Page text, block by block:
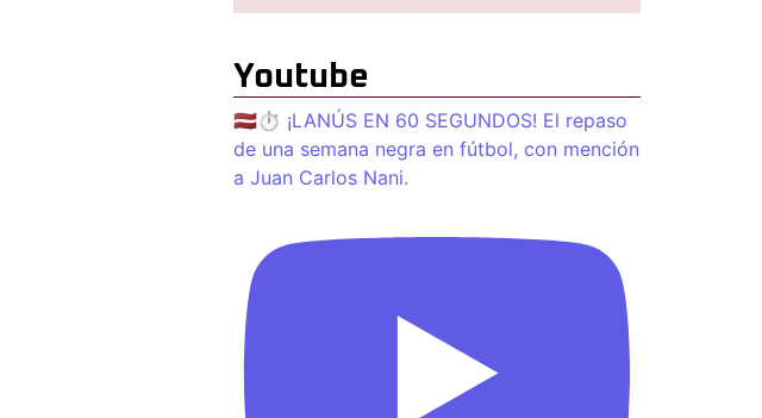
Youtube
🇱🇻⏱️ ¡LANÚS EN 60 SEGUNDOS! El repaso
de una semana negra en fútbol, con mención
a Juan Carlos Nani.